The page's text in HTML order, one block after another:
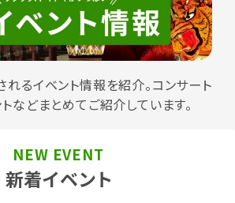
るイベント情報を紹介。コンサート
などまとめてご紹介しています。
新着イベント
NEW EVENT